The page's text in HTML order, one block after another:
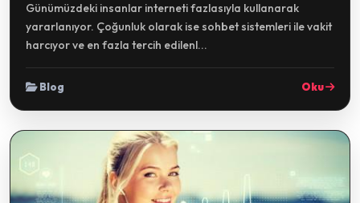
Günümüzdeki insanlar interneti fazlasıyla kullanarak
yararlanıyor. Çoğunluk olarak ise sohbet sistemleri ile vakit
harcıyor ve en fazla tercih edilenl...
Blog Oku